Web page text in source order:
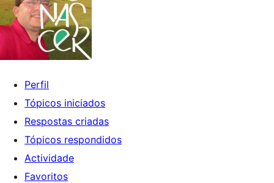
Perfil
Tópicos iniciados
Respostas criadas
Tópicos respondidos
Actividade
Favoritos